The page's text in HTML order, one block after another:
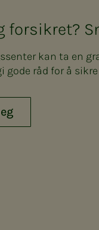
forsikret?
kan ta en
gode råd for å